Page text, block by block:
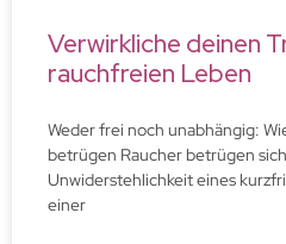
Verwirkliche deinen
rauchfreien Leben
Weder frei noch unabhängig:
betrügen Raucher betrügen
Unwiderstehlichkeit eines
einer